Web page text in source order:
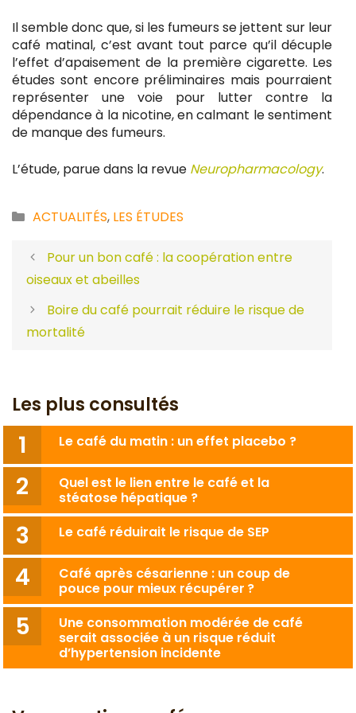
Il semble donc que, si les fumeurs se jettent sur leur
café matinal, c’est avant tout parce qu’il décuple
l’effet d’apaisement de la première cigarette. Les
études sont encore préliminaires mais pourraient
représenter une voie pour lutter contre la
dépendance à la nicotine, en calmant le sentiment
de manque des fumeurs.
L’étude, parue dans la revue Neuropharmacology.
Catégories
ACTUALITÉS, LES ÉTUDES
Pour un bon café : la coopération entre
oiseaux et abeilles
Boire du café pourrait réduire le risque de
mortalité
Les plus consultés
Le café du matin : un effet placebo ?
Quel est le lien entre le café et la
stéatose hépatique ?
Le café réduirait le risque de SEP
Café après césarienne : un coup de
pouce pour mieux récupérer ?
Une consommation modérée de café
serait associée à un risque réduit
d’hypertension incidente